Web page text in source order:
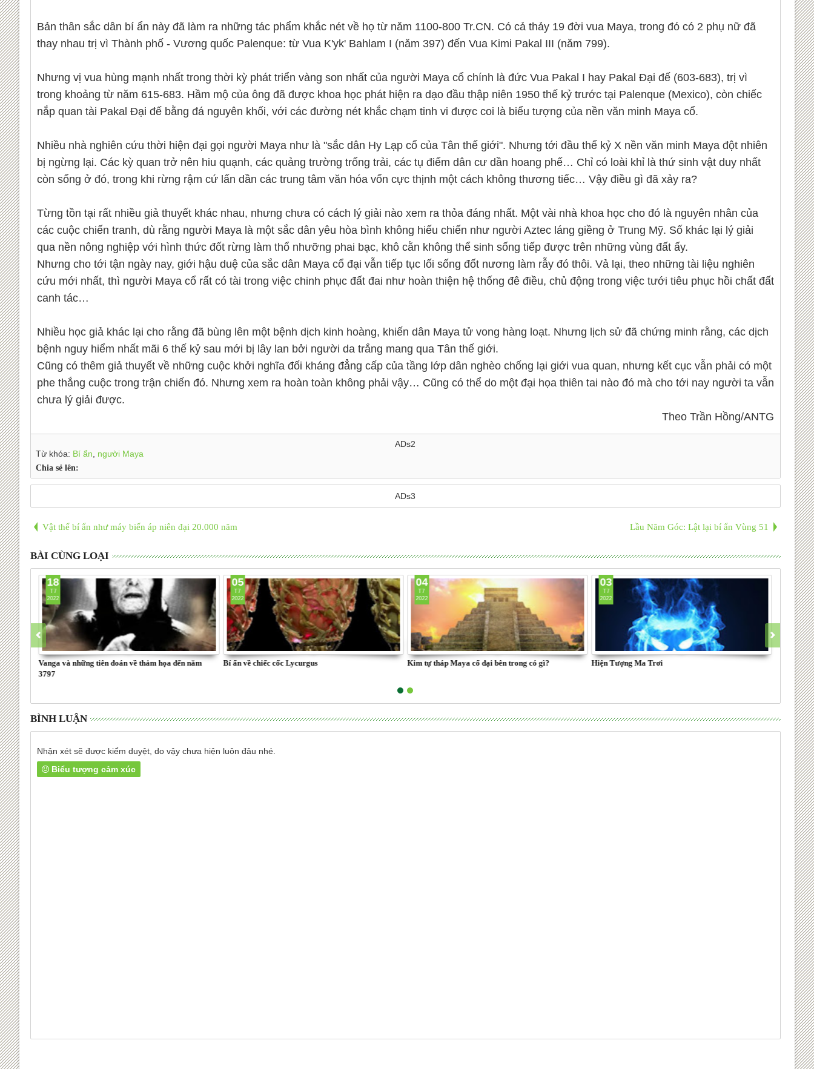
Bản thân sắc dân bí ẩn này đã làm ra những tác phẩm khắc nét về họ từ năm 1100-800 Tr.CN. Có cả thảy 19 đời vua Maya, trong đó có 2 phụ nữ đã
thay nhau trị vì Thành phố - Vương quốc Palenque: từ Vua K'yk' Bahlam I (năm 397) đến Vua Kimi Pakal III (năm 799).
Nhưng vị vua hùng mạnh nhất trong thời kỳ phát triển vàng son nhất của người Maya cổ chính là đức Vua Pakal I hay Pakal Đại đế (603-683), trị vì
trong khoảng từ năm 615-683. Hầm mộ của ông đã được khoa học phát hiện ra dạo đầu thập niên 1950 thế kỷ trước tại Palenque (Mexico), còn chiếc
nắp quan tài Pakal Đại đế bằng đá nguyên khối, với các đường nét khắc chạm tinh vi được coi là biểu tượng của nền văn minh Maya cổ.
Nhiều nhà nghiên cứu thời hiện đại gọi người Maya như là "sắc dân Hy Lạp cổ của Tân thế giới". Nhưng tới đầu thế kỷ X nền văn minh Maya đột nhiên
bị ngừng lại. Các kỳ quan trở nên hiu quạnh, các quảng trường trống trải, các tụ điểm dân cư dần hoang phế… Chỉ có loài khỉ là thứ sinh vật duy nhất
còn sống ở đó, trong khi rừng rậm cứ lấn dần các trung tâm văn hóa vốn cực thịnh một cách không thương tiếc… Vậy điều gì đã xảy ra?
Từng tồn tại rất nhiều giả thuyết khác nhau, nhưng chưa có cách lý giải nào xem ra thỏa đáng nhất. Một vài nhà khoa học cho đó là nguyên nhân của
các cuộc chiến tranh, dù rằng người Maya là một sắc dân yêu hòa bình không hiếu chiến như người Aztec láng giềng ở Trung Mỹ. Số khác lại lý giải
qua nền nông nghiệp với hình thức đốt rừng làm thổ nhưỡng phai bạc, khô cằn không thể sinh sống tiếp được trên những vùng đất ấy.
Nhưng cho tới tận ngày nay, giới hậu duệ của sắc dân Maya cổ đại vẫn tiếp tục lối sống đốt nương làm rẫy đó thôi. Vả lại, theo những tài liệu nghiên
cứu mới nhất, thì người Maya cổ rất có tài trong việc chinh phục đất đai như hoàn thiện hệ thống đê điều, chủ động trong việc tưới tiêu phục hồi chất đất
canh tác…
Nhiều học giả khác lại cho rằng đã bùng lên một bệnh dịch kinh hoàng, khiến dân Maya tử vong hàng loạt. Nhưng lịch sử đã chứng minh rằng, các dịch
bệnh nguy hiểm nhất mãi 6 thế kỷ sau mới bị lây lan bởi người da trắng mang qua Tân thế giới.
Cũng có thêm giả thuyết về những cuộc khởi nghĩa đối kháng đẳng cấp của tầng lớp dân nghèo chống lại giới vua quan, nhưng kết cục vẫn phải có một
phe thắng cuộc trong trận chiến đó. Nhưng xem ra hoàn toàn không phải vậy… Cũng có thể do một đại họa thiên tai nào đó mà cho tới nay người ta vẫn
chưa lý giải được.
Theo Trần Hồng/ANTG
ADs2
Từ khóa: Bí ẩn người Maya
Chia sẻ lên:
ADs3
Vật thể bí ẩn như máy biến áp niên đại 20.000 năm Lầu Năm Góc: Lật lại bí ẩn Vùng 51
BÀI CÙNG LOẠI
phố
Vanga và những tiên đoán về thảm họa đến năm
3797
18
T7
2022
Bí ẩn về chiếc cốc Lycurgus
05
T7
2022
Kim tự tháp Maya cổ đại bên trong có gì?
04
T7
2022
Hiện Tượng Ma Trơi
03
T7
2022
BÌNH LUẬN
Nhận xét sẽ được kiểm duyệt, do vậy chưa hiện luôn đâu nhé.
Biểu tượng cảm xúc